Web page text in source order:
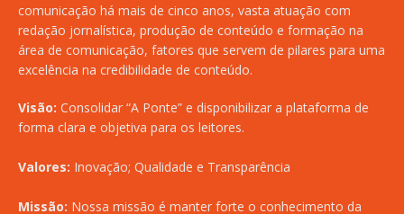
comunicação há mais de cinco anos, vasta atuação com
redação jornalística, produção de conteúdo e formação na
área de comunicação, fatores que servem de pilares para uma
excelência na credibilidade de conteúdo.
Visão: Consolidar “A Ponte” e disponibilizar a plataforma de
forma clara e objetiva para os leitores.
Valores: Inovação; Qualidade e Transparência
Missão: Nossa missão é manter forte o conhecimento da